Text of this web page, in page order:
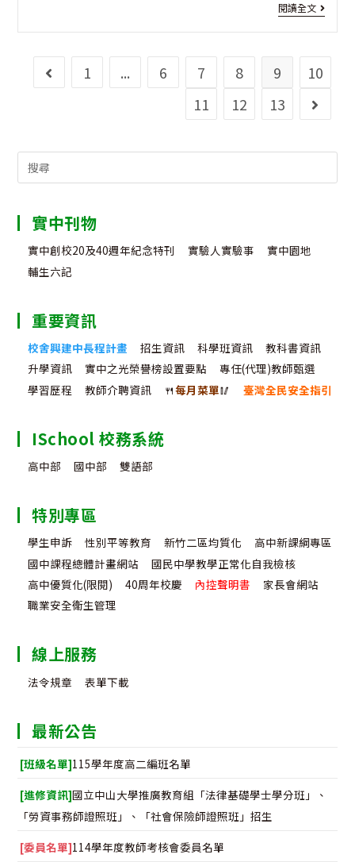
度
春
季
閱讀全文
語
教
育]
教
育
部
Go to the previous page
1 ... 6 7 8 9
10
11
12 13 Go to
Search
for:
實中刊物
實中創校20及40週年紀念特刊 實驗人實驗事
實中園地
輔生六記
重要資訊
校舍興建中長程計畫 招生資訊 科學班資訊
教科書資訊
升學資訊
實中之光榮譽榜設置要點
專任(代理)教師甄選
學習歷程
教師介聘資訊 🍴每月菜單🥢 臺灣全民安全指引
ISchool 校務系統
高中部 國中部 雙語部
特別專區
學生申訴 性別平等教育 新竹二區均質化
高中新課綱專區
國中課程總體計畫網站
國民中學教學正常化自我檢核
高中優質化(限閱)
40周年校慶 內控聲明書
家長會網站
職業安全衛生管理
線上服務
法令規章 表單下載
最新公告
[班級名單]115學年度高二編班名單
[進修資訊]國立中山大學推廣教育組「法律基礎學士學分班」、
「勞資事務師證照班」、「社會保險師證照班」招生
[委員名單]114學年度教師考核會委員名單